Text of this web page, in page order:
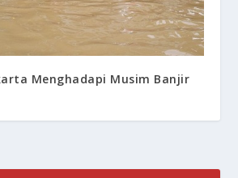
Menghadapi Musim Banjir